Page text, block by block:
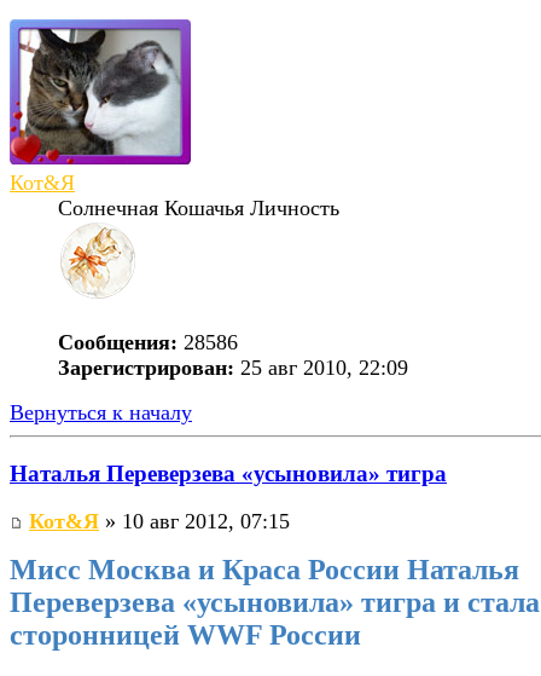
Кот&Я
Солнечная Кошачья Личность
Сообщения: 28586
Зарегистрирован: 25 авг 2010, 22:09
Вернуться к началу
Наталья Переверзева «усыновила» тигра
Кот&Я » 10 авг 2012, 07:15
Мисс Москва и Краса России Наталья
Переверзева «усыновила» тигра и стала
сторонницей WWF России